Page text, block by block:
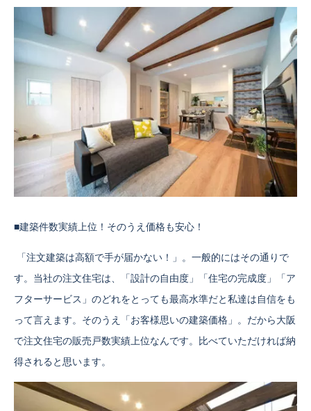
■建築件数実績上位！そのうえ価格も安心！
「注文建築は高額で手が届かない！」。一般的にはその通りで
す。当社の注文住宅は、「設計の自由度」「住宅の完成度」「ア
フターサービス」のどれをとっても最高水準だと私達は自信をも
って言えます。そのうえ「お客様思いの建築価格」。だから大阪
で注文住宅の販売戸数実績上位なんです。比べていただければ納
得されると思います。